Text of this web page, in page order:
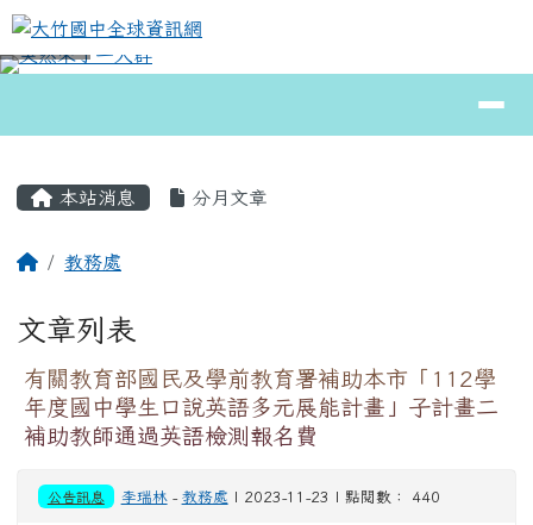
跳至主內容區
大竹國中全球資訊網
⏸
本站消息 分月文章
回首頁教務處
文章列表
有關教育部國民及學前教育署補助本市「112學
年度國中學生口說英語多元展能計畫」子計畫二
補助教師通過英語檢測報名費
公告訊息 李瑞林- 教務處 | 2023-11-23 | 點閱數： 440